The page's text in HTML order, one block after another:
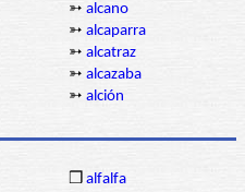
➳ alcano
➳ alcaparra
➳ alcatraz
➳ alcazaba
➳ alción
❒ alfalfa